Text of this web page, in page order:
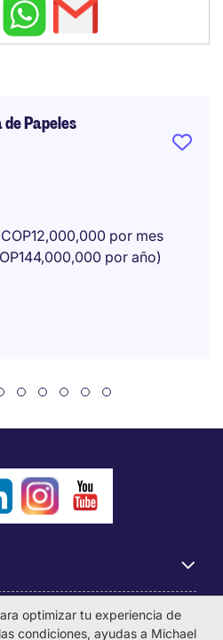
Papeles
por mes
por año)
optimizar tu experiencia de
condiciones, ayudas a Michael